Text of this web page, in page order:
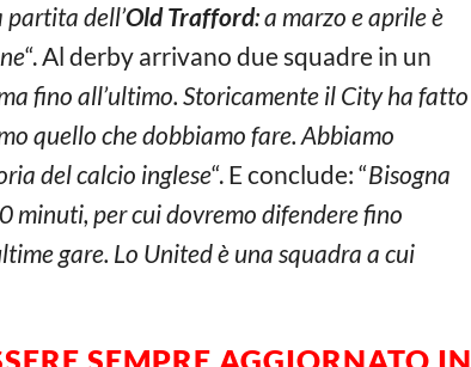
dell’Old Trafford: a marzo e aprile è
“. Al derby arrivano due squadre in un
fino all’ultimo. Storicamente il City ha fatto
quello che dobbiamo fare. Abbiamo
del calcio inglese“. E conclude: “Bisogna
minuti, per cui dovremo difendere fino
gare. Lo United è una squadra a cui
SEMPRE AGGIORNATO IN